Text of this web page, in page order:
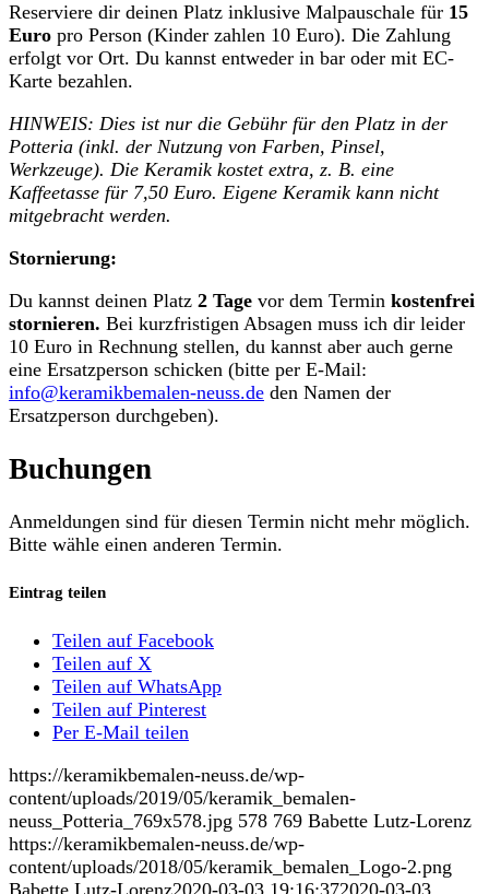
Reserviere dir deinen Platz inklusive Malpauschale für 15
Euro pro Person (Kinder zahlen 10 Euro). Die Zahlung
erfolgt vor Ort. Du kannst entweder in bar oder mit EC-
Karte bezahlen.
HINWEIS: Dies ist nur die Gebühr für den Platz in der
Potteria (inkl. der Nutzung von Farben, Pinsel,
Werkzeuge). Die Keramik kostet extra, z. B. eine
Kaffeetasse für 7,50 Euro. Eigene Keramik kann nicht
mitgebracht werden.
Stornierung:
Du kannst deinen Platz 2 Tage vor dem Termin kostenfrei
stornieren. Bei kurzfristigen Absagen muss ich dir leider
10 Euro in Rechnung stellen, du kannst aber auch gerne
eine Ersatzperson schicken (bitte per E-Mail:
info@keramikbemalen-neuss.de den Namen der
Ersatzperson durchgeben).
Buchungen
Anmeldungen sind für diesen Termin nicht mehr möglich.
Bitte wähle einen anderen Termin.
Eintrag teilen
Teilen auf Facebook
Teilen auf X
Teilen auf WhatsApp
Teilen auf Pinterest
Per E-Mail teilen
https://keramikbemalen-neuss.de/wp-
content/uploads/2019/05/keramik_bemalen-
neuss_Potteria_769x578.jpg 578 769 Babette Lutz-Lorenz
https://keramikbemalen-neuss.de/wp-
content/uploads/2018/05/keramik_bemalen_Logo-2.png
Babette Lutz-Lorenz2020-03-03 19:16:372020-03-03